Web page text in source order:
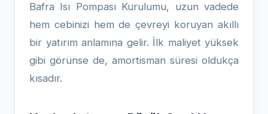
Bafra Isı Pompası Kurulumu, uzun vadede
hem cebinizi hem de çevreyi koruyan akıllı
bir yatırım anlamına gelir. İlk maliyet yüksek
gibi görünse de, amortisman süresi oldukça
kısadır.